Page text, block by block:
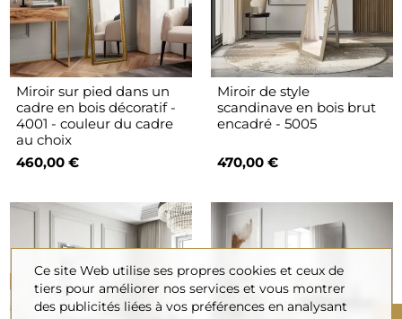
Miroir sur pied dans un
cadre en bois décoratif -
4001 - couleur du cadre
au choix
460,00 €
Miroir de style
scandinave en bois brut
encadré - 5005
470,00 €
Ce site Web utilise ses propres cookies et ceux de
tiers pour améliorer nos services et vous montrer
des publicités liées à vos préférences en analysant